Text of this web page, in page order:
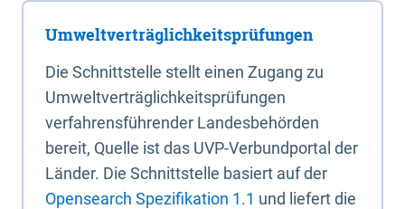
Umweltverträglichkeitsprüfungen
Die Schnittstelle stellt einen Zugang zu
Umweltverträglichkeitsprüfungen
verfahrensführender Landesbehörden
bereit, Quelle ist das UVP-Verbundportal der
Länder. Die Schnittstelle basiert auf der
Opensearch Spezifikation 1.1 und liefert die